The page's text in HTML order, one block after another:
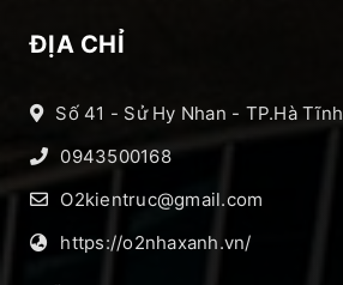
ĐỊA CHỈ
Số 41 - Sử Hy Nhan - TP.Hà Tĩnh
0943500168
O2kientruc@gmail.com
https://o2nhaxanh.vn/